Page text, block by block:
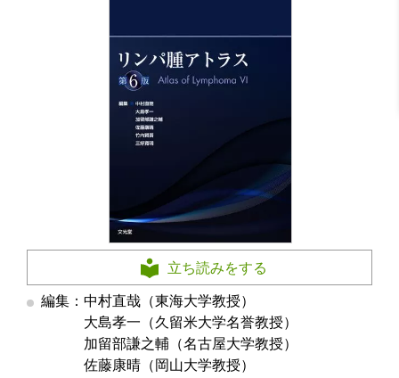
立ち読みをする
編集：中村直哉（東海大学教授）
大島孝一（久留米大学名誉教授）
加留部謙之輔（名古屋大学教授）
佐藤康晴（岡山大学教授）